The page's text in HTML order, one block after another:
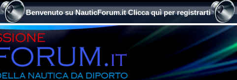
Benvenuto su NauticForum.it Clicca quì per registrarti